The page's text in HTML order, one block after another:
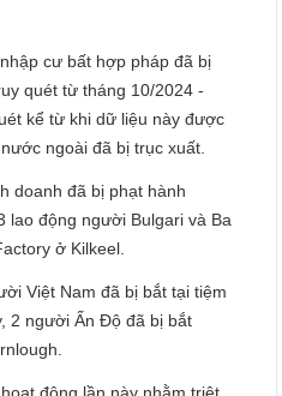
cư bất hợp pháp đã bị
quét từ tháng 10/2024 -
kể từ khi dữ liệu này được
ngoài đã bị trục xuất.
doanh đã bị phạt hành
lao động người Bulgari và Ba
ở Kilkeel.
Việt Nam đã bị bắt tại tiệm
2 người Ấn Độ đã bị bắt